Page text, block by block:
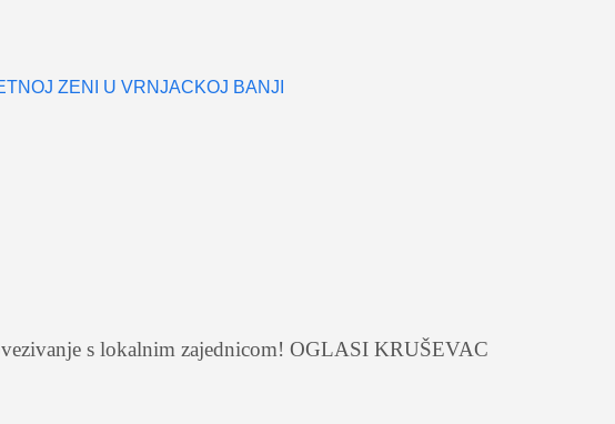
ZENI U VRNJACKOJ BANJI
s lokalnim zajednicom! OGLASI KRUŠEVAC